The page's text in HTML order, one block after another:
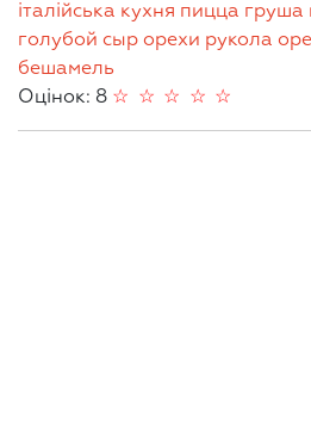
італійська кухня пицца груша
голубой сыр орехи рукола
бешамель
Оцінок: 8
☆
☆
☆
☆
☆